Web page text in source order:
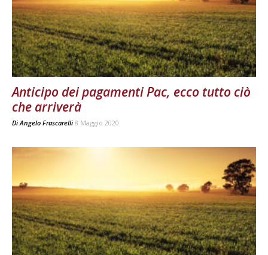
Anticipo dei pagamenti Pac, ecco tutto ciò
che arriverà
DiAngelo Frascarelli 8 Maggio 2020